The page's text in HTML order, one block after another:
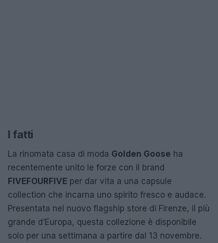
I fatti
La rinomata casa di moda Golden Goose ha
recentemente unito le forze con il brand
FIVEFOURFIVE per dar vita a una capsule
collection che incarna uno spirito fresco e audace.
Presentata nel nuovo flagship store di Firenze, il più
grande d’Europa, questa collezione è disponibile
solo per una settimana a partire dal 13 novembre.